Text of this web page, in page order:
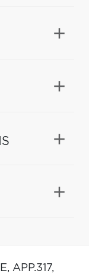
APP.317,